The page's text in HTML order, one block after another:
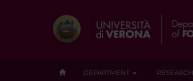
DEPARTMENT RESEARCH